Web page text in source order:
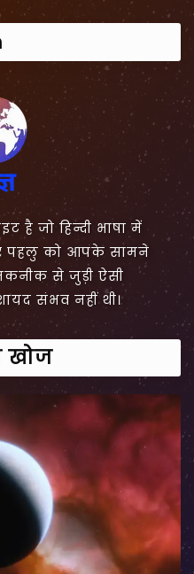
है जो हिन्दी भाषा में
पहलु को आपके सामने
से जुड़ी ऐसी
संभव नहीं थी।
खोज